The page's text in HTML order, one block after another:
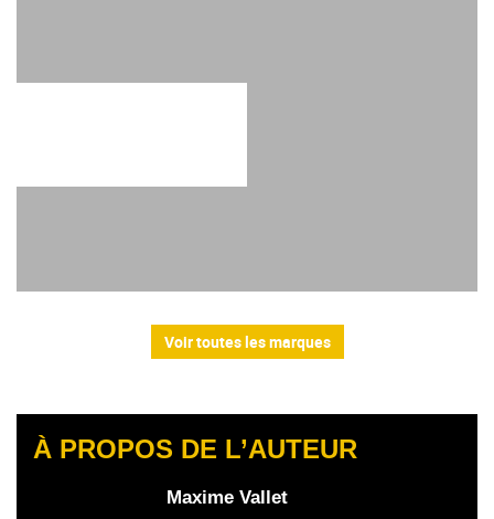
Voir toutes les marques
À PROPOS DE L’AUTEUR
Maxime Vallet